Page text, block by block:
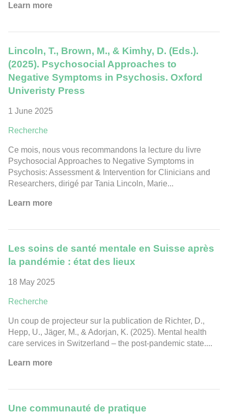
Learn more
Lincoln, T., Brown, M., & Kimhy, D. (Eds.).
(2025). Psychosocial Approaches to
Negative Symptoms in Psychosis. Oxford
Univeristy Press
1 June 2025
Recherche
Ce mois, nous vous recommandons la lecture du livre
Psychosocial Approaches to Negative Symptoms in
Psychosis: Assessment & Intervention for Clinicians and
Researchers, dirigé par Tania Lincoln, Marie...
Learn more
Les soins de santé mentale en Suisse après
la pandémie : état des lieux
18 May 2025
Recherche
Un coup de projecteur sur la publication de Richter, D.,
Hepp, U., Jäger, M., & Adorjan, K. (2025). Mental health
care services in Switzerland – the post-pandemic state....
Learn more
Une communauté de pratique